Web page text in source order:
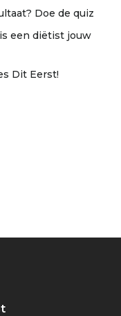
Doe de quiz
een diëtist jouw
Dit Eerst!